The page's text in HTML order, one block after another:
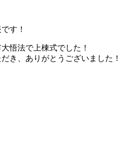
す！
悟法で上棟式でした！
き、ありがとうございました！